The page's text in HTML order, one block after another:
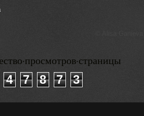
4 7 8 7 3